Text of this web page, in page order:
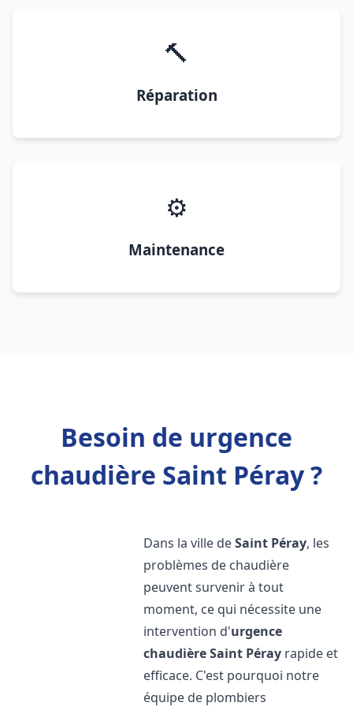
🔨
Réparation
⚙️
Maintenance
Besoin de urgence
chaudière Saint Péray ?
Dans la ville deSaint Péray, les
problèmes de chaudière
peuvent survenir à tout
moment, ce qui nécessite une
intervention d'urgence
chaudièreSaint Péray rapide et
efficace. C'est pourquoi notre
équipe de plombiers